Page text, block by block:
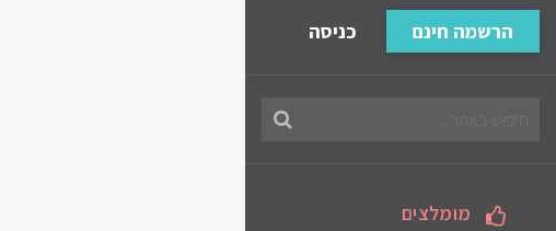
הרשמה חינם כניסה
מומלצים